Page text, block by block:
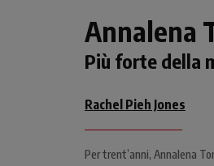
Annalena
Più forte della
Rachel Pieh Jones
Per trent’anni, Annalena